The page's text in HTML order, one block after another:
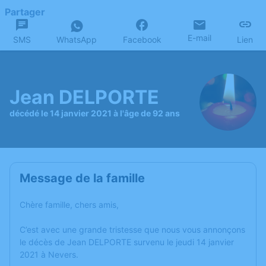
Partager
SMS WhatsApp Facebook E-mail Lien
Jean DELPORTE
décédé le 14 janvier 2021 à l'âge de 92 ans
Message de la famille
Chère famille, chers amis,
C’est avec une grande tristesse que nous vous annonçons
le décès de Jean DELPORTE survenu le jeudi 14 janvier
2021 à Nevers.